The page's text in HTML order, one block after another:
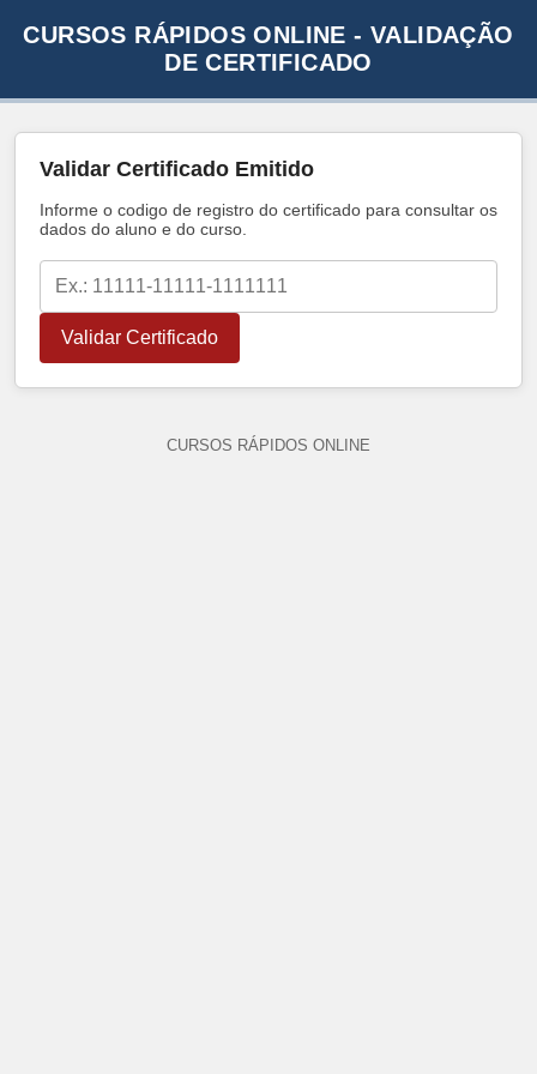
CURSOS RÁPIDOS ONLINE - VALIDAÇÃO
DE CERTIFICADO
Validar Certificado Emitido
Informe o codigo de registro do certificado para consultar os
dados do aluno e do curso.
Validar Certificado
CURSOS RÁPIDOS ONLINE